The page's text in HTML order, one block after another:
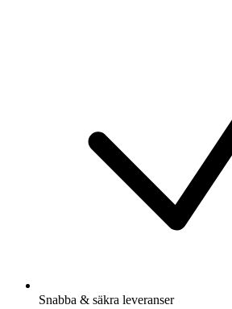
Snabba & säkra leveranser